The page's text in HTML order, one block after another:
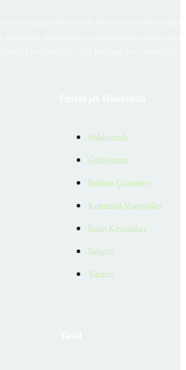
Hakkımızda
Ödüllerimiz
Reklam Çözümleri
Kurumsal Materyaller
İnsan Kaynakları
İletişim
Yardım